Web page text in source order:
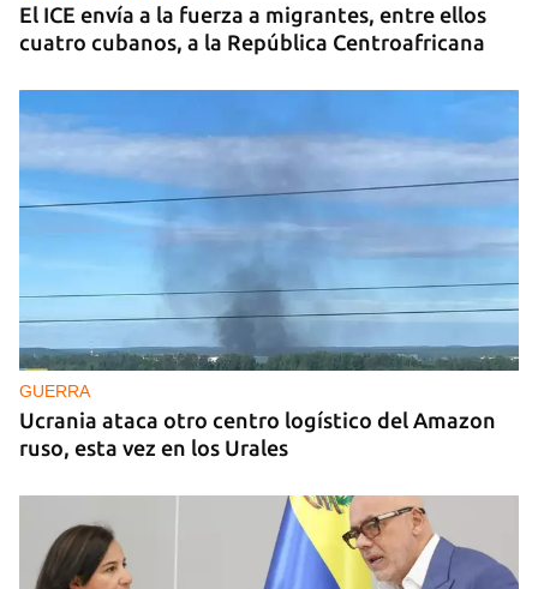
El ICE envía a la fuerza a migrantes, entre ellos
cuatro cubanos, a la República Centroafricana
GUERRA
Ucrania ataca otro centro logístico del Amazon
ruso, esta vez en los Urales